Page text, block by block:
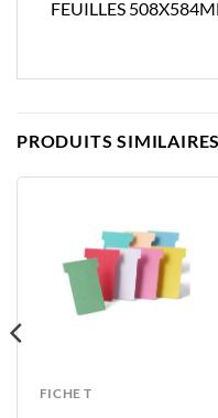
FEUILLES
PRODUITS SIMILAIRES
FICHE T